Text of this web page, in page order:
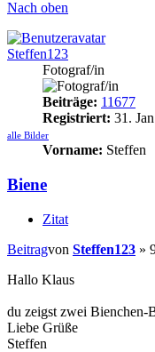
Nach oben
Steffen123
Fotograf/in
Beiträge: 11677
Registriert: 31.
alle Bilder
Vorname: Steffen
Biene
Zitat
Beitragvon Steffen123 »
Hallo Klaus
du zeigst zwei Bienchen-
Liebe Grüße
Steffen